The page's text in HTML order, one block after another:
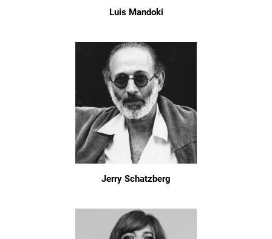
Luis Mandoki
Jerry Schatzberg